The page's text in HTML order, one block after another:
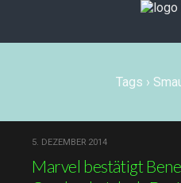
Tags ›
5. DEZEMBER 2014
Marvel bestätigt